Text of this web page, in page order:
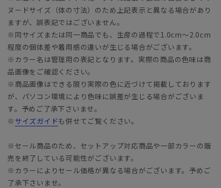
ヌードサイズ（体の寸法）のため上記表示と異なる場合があり
ますが、誤表記ではございません。
※同サイズまたは同一商品でも、生産の過程で1.0cm～2.0cm
程度の個体差や着用感の違いが生じる場合がございます。
※カラー名は管理用の表記となります。実際の商品の色味は商
品画像をご確認ください。
※商品画像はできる限り実際の色に近づけて掲載しております
が、パソコン環境により色味に誤差が生じる場合がございま
す。予めご了承下さいませ。
※ サイズガイドも併せてご覧ください。
※セール商品のため、セットアップ対応商品や一部カラーの販
売を終了している可能性がございます。
※カラーによりセール価格が異なる場合がございます。予めご
了承下さいませ。